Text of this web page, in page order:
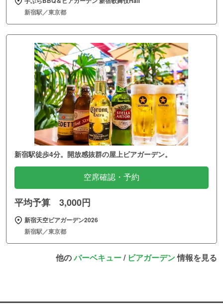
新宿駅／東京都
新宿駅徒歩4分。開放感抜群の屋上ビアガーデン。
空席確認・予約
平均予算 3,000円
新宿天空ビアガーデン2026
新宿駅／東京都
他のバーベキュー/ ビアガーデン情報を見る